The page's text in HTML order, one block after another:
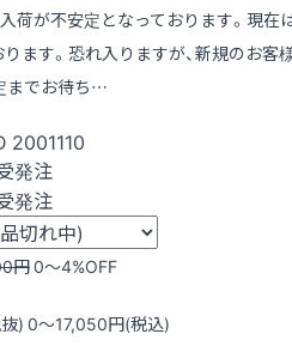
荷が不安定となっております。現在
ます。恐れ入りますが、新規のお客
までお待ち…
2001110
発注
発注
円0〜4%OFF
)0〜17,050円(税込)